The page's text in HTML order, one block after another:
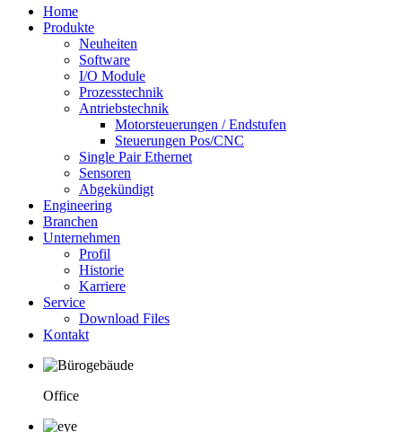
Home
Produkte
Neuheiten
Software
I/O Module
Prozesstechnik
Antriebstechnik
Motorsteuerungen / Endstufen
Steuerungen Pos/CNC
Single Pair Ethernet
Sensoren
Abgekündigt
Engineering
Branchen
Unternehmen
Profil
Historie
Karriere
Service
Download Files
Kontakt
Office